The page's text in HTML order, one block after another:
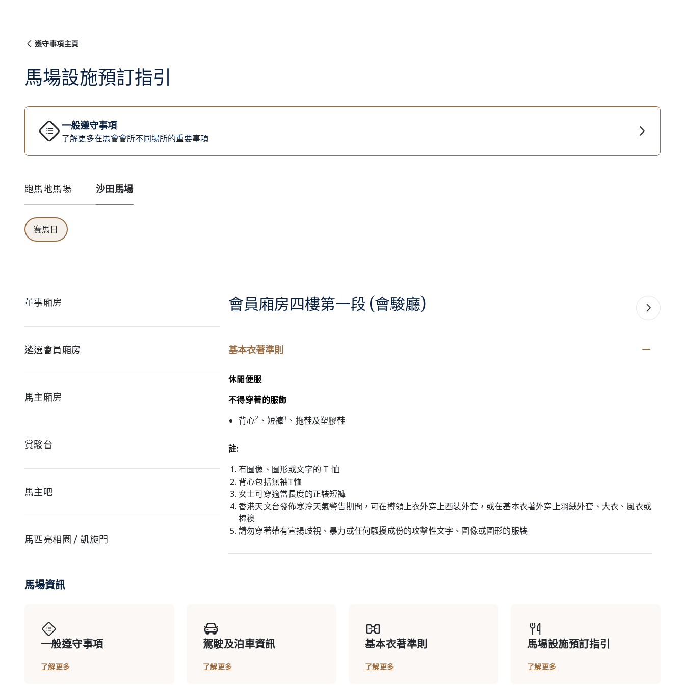
遵守事項主頁
馬場設施預訂指引
一般遵守事項
了解更多在馬會會所不同場所的重要事項
跑馬地馬場 沙田馬場
賽馬日
董事廂房
遴選會員廂房
馬主廂房
賞駿台
馬主吧
馬匹亮相圈 / 凱旋門
馬會廂房
競駿會 (賽馬日)
會員廂房四樓第一段 (會駿廳)
基本衣著準則
休閒便服
不得穿著的服飾
背心2 、短褲3 、拖鞋及塑膠鞋
註:
有圖像、圖形或文字的 T 恤
背心包括無袖T恤
女士可穿適當長度的正裝短褲
香港天文台發佈寒冷天氣警告期間，可在樽領上衣外穿上西裝外套，或在基本衣著外穿上羽絨外套、大衣、風衣或
棉襖
請勿穿著帶有宣揚歧視、暴力或任何騷擾成份的攻擊性文字、圖像或圖形的服裝
馬場資訊
一般遵守事項
了解更多
駕駛及泊車資訊
了解更多
基本衣著準則
了解更多
馬場設施預訂指引
了解更多